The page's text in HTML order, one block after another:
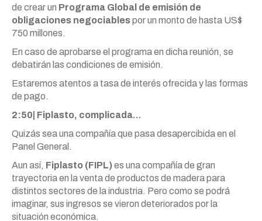
de crear un Programa Global de emisión de
obligaciones negociablespor un monto de hasta US$
750 millones.
En caso de aprobarse el programa en dicha reunión, se
debatirán las condiciones de emisión.
Estaremos atentos a tasa de interés ofrecida y las formas
de pago.
2:50| Fiplasto, complicada…
Quizás sea una compañía que pasa desapercibida en el
Panel General.
Aun así, Fiplasto (FIPL)es una compañía de gran
trayectoria en la venta de productos de madera para
distintos sectores de la industria. Pero como se podrá
imaginar, sus ingresos se vieron deteriorados por la
situación económica.